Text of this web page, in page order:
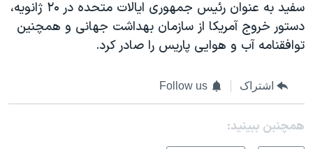
سفید به عنوان رئیس جمهوری ایالات متحده در ۲۰ ژانویه،
دستور خروج آمریکا از سازمان بهداشت جهانی و همچنین
توافقنامه آب و هوایی پاریس را صادر کرد.
اشتراک Follow us
همچنبن ببینید: